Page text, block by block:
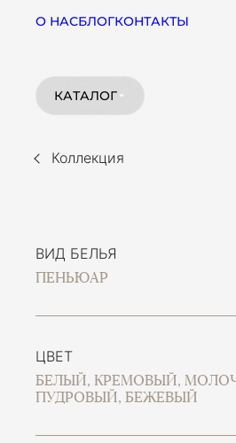
О НАСБЛОГКОНТАКТЫ
КАТАЛОГ
Коллекция
ВИД БЕЛЬЯ
ПЕНЬЮАР
ЦВЕТ
БЕЛЫЙ, КРЕМОВЫЙ,
ПУДРОВЫЙ, БЕЖЕВЫЙ